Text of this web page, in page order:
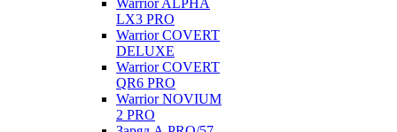
Warrior ALPHA
LX3 PRO
Warrior COVERT
DELUXE
Warrior COVERT
QR6 PRO
Warrior NOVIUM
2 PRO